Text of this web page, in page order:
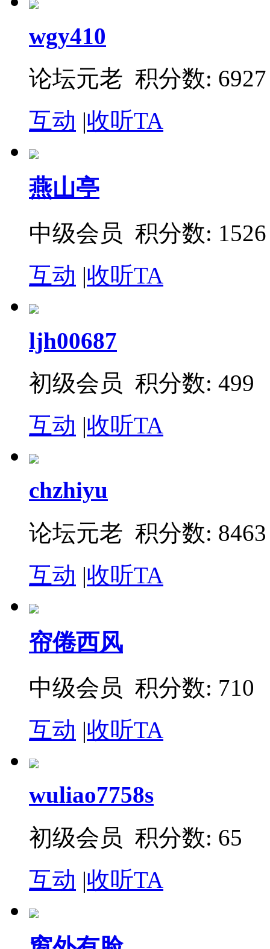
wgy410
论坛元老 积分数: 6927
互动 |收听TA
燕山亭
中级会员 积分数: 1526
互动 |收听TA
ljh00687
初级会员 积分数: 499
互动 |收听TA
chzhiyu
论坛元老 积分数: 8463
互动 |收听TA
帘倦西风
中级会员 积分数: 710
互动 |收听TA
wuliao7758s
初级会员 积分数: 65
互动 |收听TA